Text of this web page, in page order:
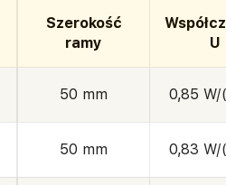
Szerokość
ramy
U
50 mm 0,85 W/
50 mm 0,83 W/